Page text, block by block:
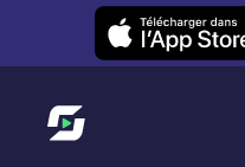
Leexi on iOS
Lien vers l'accueil